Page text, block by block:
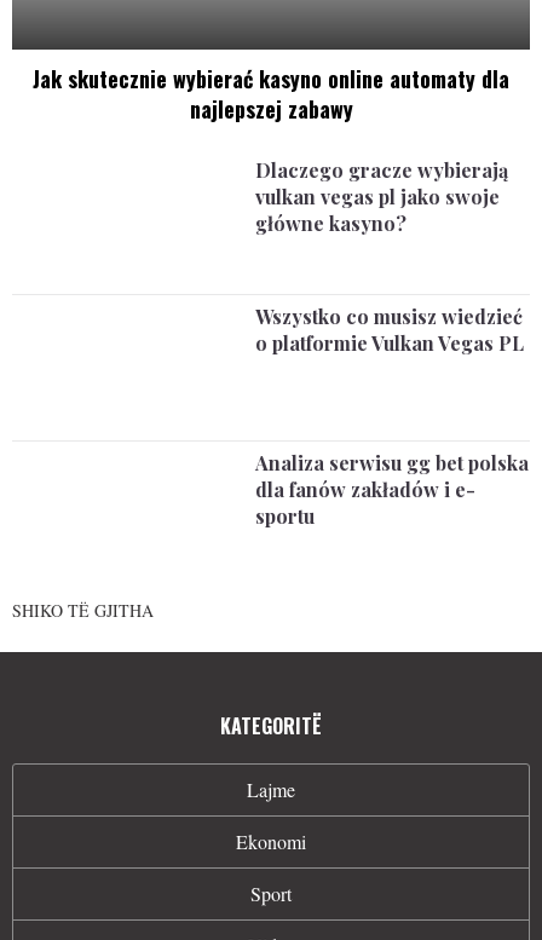
Jak skutecznie wybierać kasyno online automaty dla
najlepszej zabawy
Dlaczego gracze wybierają
vulkan vegas pl jako swoje
główne kasyno?
Wszystko co musisz wiedzieć
o platformie Vulkan Vegas PL
Analiza serwisu gg bet polska
dla fanów zakładów i e-
sportu
SHIKO TË GJITHA
KATEGORITË
Lajme
Ekonomi
Sport